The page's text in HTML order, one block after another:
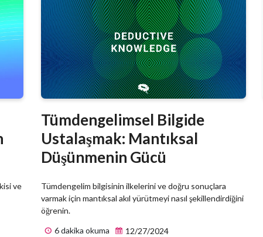
ve
Tümdengelimsel Bilgide
Ustalaşmak: Mantıksal
Düşünmenin Gücü
Tümdengelim bilgisinin ilkelerini ve doğru sonuçlara
varmak için mantıksal akıl yürütmeyi nasıl şekillendirdiğini
öğrenin.
6 dakika okuma
12/27/2024